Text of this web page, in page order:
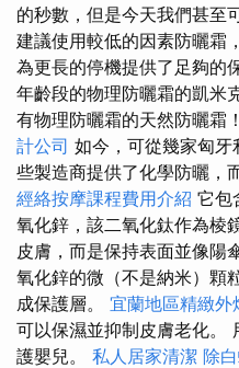
的秒數，但是今天我們甚至
建議使用較低的因素防曬霜
為更長的停機提供了足夠的
年齡段的物理防曬霜的凱米
有物理防曬霜的天然防曬霜！
計公司 如今，可從幾家匈
些製造商提供了化學防曬，
經絡按摩課程費用介紹 它包
氧化鋅，該二氧化鈦作為棱
皮膚，而是保持表面並像陽
氧化鋅的微（不是納米）顆
成保護層。 宜蘭地區精緻外
可以保濕並抑制皮膚老化。
護嬰兒。 私人居家清潔 除